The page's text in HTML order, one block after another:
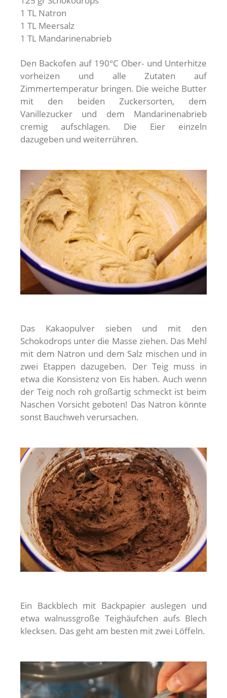
1 TL Natron
1 TL Meersalz
1 TL Mandarinenabrieb
Den Backofen auf 190°C Ober- und Unterhitze
vorheizen und alle Zutaten auf
Zimmertemperatur bringen. Die weiche Butter
mit den beiden Zuckersorten, dem
Vanillezucker und dem Mandarinenabrieb
cremig aufschlagen. Die Eier einzeln
dazugeben und weiterrühren.
Das Kakaopulver sieben und mit den
Schokodrops unter die Masse ziehen. Das Mehl
mit dem Natron und dem Salz mischen und in
zwei Etappen dazugeben. Der Teig muss in
etwa die Konsistenz von Eis haben. Auch wenn
der Teig noch roh großartig schmeckt ist beim
Naschen Vorsicht geboten! Das Natron könnte
sonst Bauchweh verursachen.
Ein Backblech mit Backpapier auslegen und
etwa walnussgroße Teighäufchen aufs Blech
klecksen. Das geht am besten mit zwei Löffeln.